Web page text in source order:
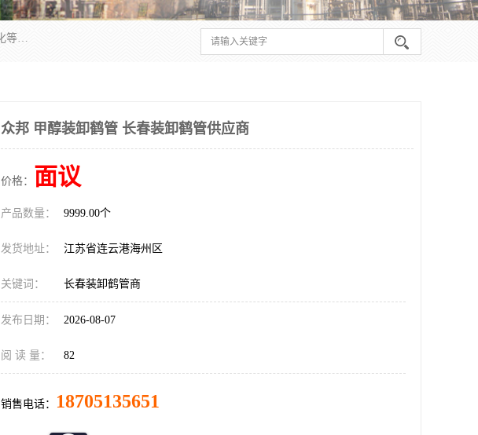
连云港众邦石化设备制造有限公司是一家鹤管厂家主营：鹤管、装车鹤管等，是致力于石油、石化等流体装卸设备(主要产品如鹤管、输油臂、脱缆钩等)的咨询、设计、制造、检测、安装指导、系统调试、维修维护等业务的公司。
众邦 甲醇装卸鹤管 长春装卸鹤管供应商
价格： 面议
产品数量： 9999.00个
发货地址： 江苏省连云港海州区
关键词： 长春装卸鹤管商
发布日期： 2026-08-07
阅 读 量： 82
销售电话： 18705135651